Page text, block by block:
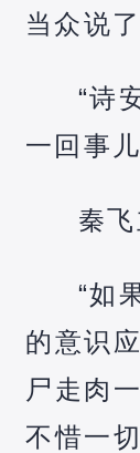
当众说
“诗
一回事
秦
“如
的意识
尸走肉
不惜一